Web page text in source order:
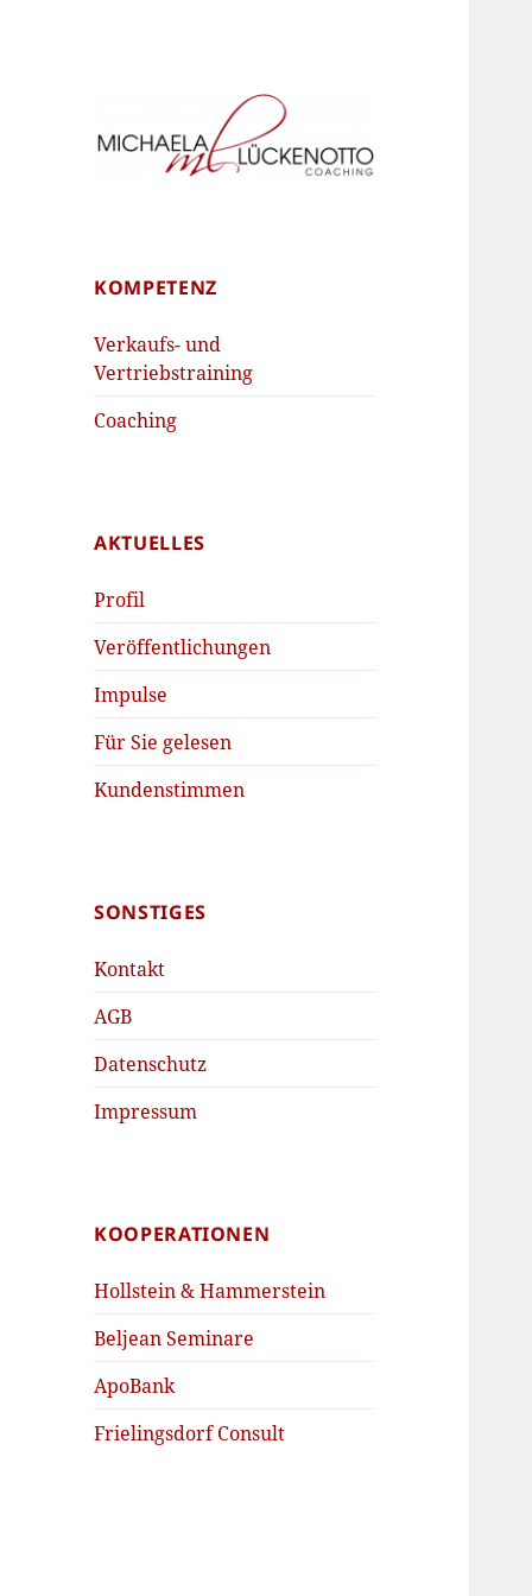
Coaching
KOMPETENZ
Verkaufs- und
Vertriebstraining
Coaching
AKTUELLES
Profil
Veröffentlichungen
Impulse
Für Sie gelesen
Kundenstimmen
SONSTIGES
Kontakt
AGB
Datenschutz
Impressum
KOOPERATIONEN
Hollstein & Hammerstein
Beljean Seminare
ApoBank
Frielingsdorf Consult